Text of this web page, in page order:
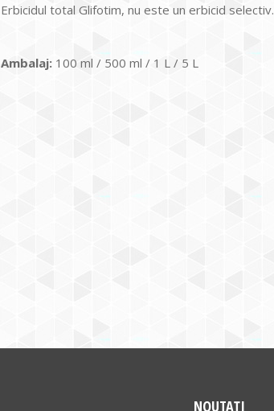
Erbicidul total Glifotim, nu este un erbicid selectiv.
Ambalaj: 100 ml / 500 ml / 1 L / 5 L
NOUTAȚI